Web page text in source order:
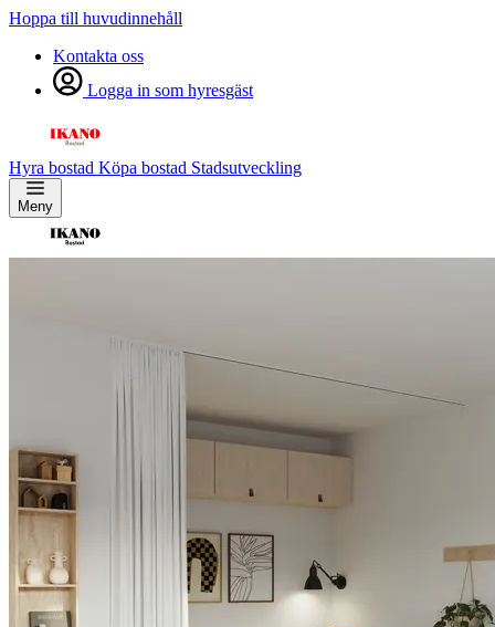
Hoppa till huvudinnehåll
Kontakta oss
Logga in som hyresgäst
Hyra bostad Köpa bostad Stadsutveckling
Meny